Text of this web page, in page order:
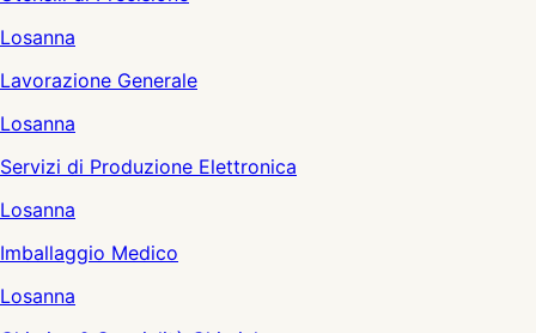
Losanna
Lavorazione Generale
Losanna
Servizi di Produzione Elettronica
Losanna
Imballaggio Medico
Losanna